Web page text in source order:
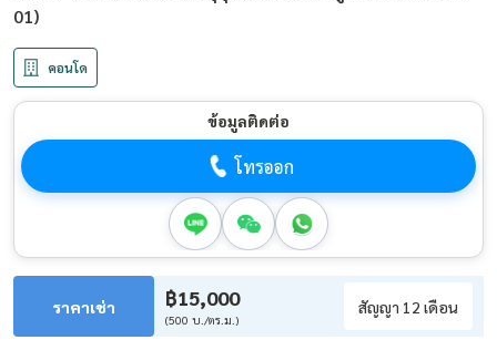
01)
คอนโด
ข้อมูลติดต่อ
โทรออก
ราคาเช่า ฿15,000
(500 บ./ตร.ม.)
สัญญา 12 เดือน